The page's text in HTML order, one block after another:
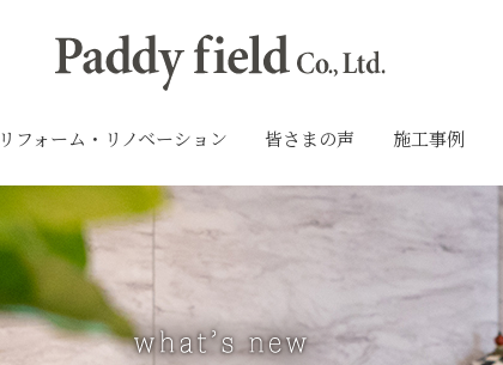
リフォーム・リノベーション 皆さまの声 施工事例